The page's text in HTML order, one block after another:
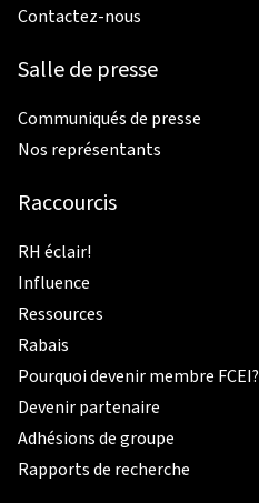
Contactez-nous
Salle de presse
Communiqués de presse
Nos représentants
Raccourcis
RH éclair!
Influence
Ressources
Rabais
Pourquoi devenir membre FCEI?
Devenir partenaire
Adhésions de groupe
Rapports de recherche